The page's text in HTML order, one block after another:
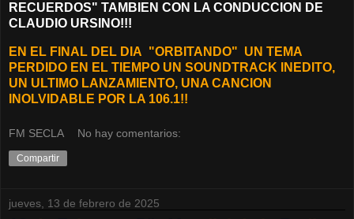
RECUERDOS" TAMBIEN CON LA CONDUCCION DE
CLAUDIO URSINO!!!
EN EL FINAL DEL DIA "ORBITANDO" UN TEMA
PERDIDO EN EL TIEMPO UN SOUNDTRACK INEDITO,
UN ULTIMO LANZAMIENTO, UNA CANCION
INOLVIDABLE POR LA 106.1!!
FM SECLA No hay comentarios:
Compartir
jueves, 13 de febrero de 2025